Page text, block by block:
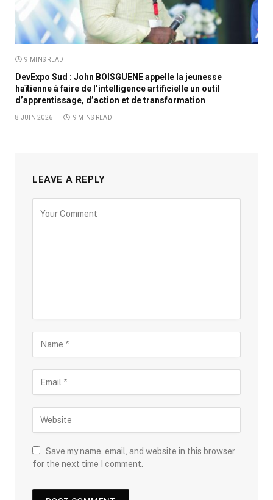
9 MINS READ
DevExpo Sud : John BOISGUENE appelle la jeunesse
haïtienne à faire de l’intelligence artificielle un outil
d’apprentissage, d’action et de transformation
8 JUIN 2026 9 MINS READ
LEAVE A REPLY
Save my name, email, and website in this browser
for the next time I comment.